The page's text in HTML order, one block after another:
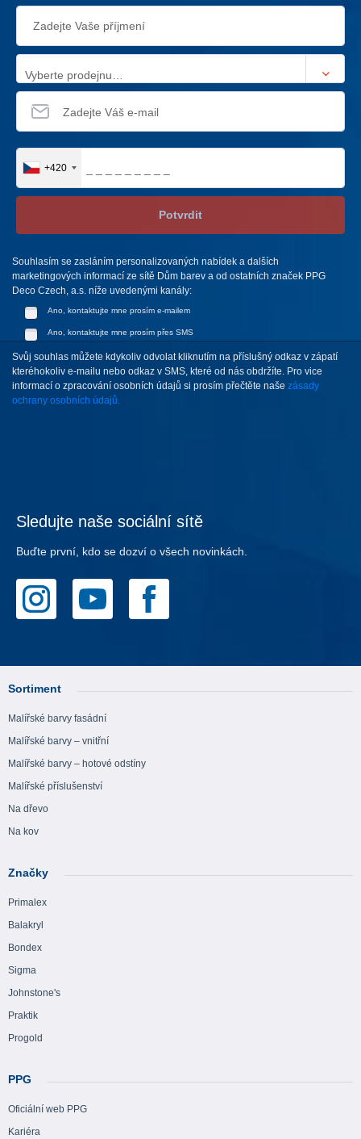
Vyberte prodejnu…
+420
Potvrdit
Souhlasím se zasláním personalizovaných nabídek a dalších
marketingových informací ze sítě Dům barev a od ostatních značek PPG
Deco Czech, a.s. níže uvedenými kanály:
Ano, kontaktujte mne prosím e-mailem
Ano, kontaktujte mne prosím přes SMS
Svůj souhlas můžete kdykoliv odvolat kliknutím na příslušný odkaz v zápatí
kteréhokoliv e-mailu nebo odkaz v SMS, které od nás obdržíte. Pro vice
informací o zpracování osobních údajů si prosím přečtěte naše zásady
ochrany osobních údajů.
Sledujte naše sociální sítě
Buďte první, kdo se dozví o všech novinkách.
Sortiment
Malířské barvy fasádní
Malířské barvy – vnitřní
Malířské barvy – hotové odstíny
Malířské příslušenství
Na dřevo
Na kov
Značky
Primalex
Balakryl
Bondex
Sigma
Johnstone's
Praktik
Progold
PPG
Oficiální web PPG
Kariéra